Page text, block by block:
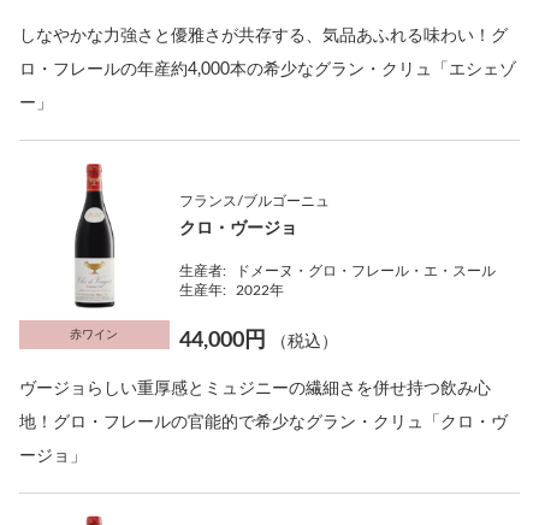
しなやかな力強さと優雅さが共存する、気品あふれる味わい！グ
ロ・フレールの年産約4,000本の希少なグラン・クリュ「エシェゾ
ー」
赤ワイン
フランス/ブルゴーニュ
クロ・ヴージョ
生産者:
ドメーヌ・グロ・フレール・エ・スール
生産年:
2022年
44,000円 （税込）
ヴージョらしい重厚感とミュジニーの繊細さを併せ持つ飲み心
地！グロ・フレールの官能的で希少なグラン・クリュ「クロ・ヴ
ージョ」